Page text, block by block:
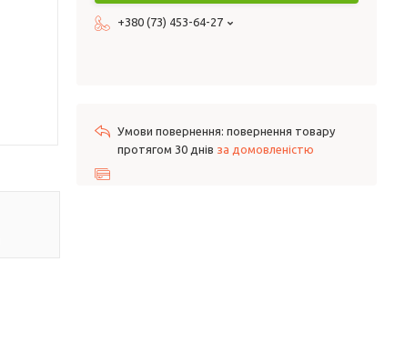
+380 (73) 453-64-27
повернення товару
протягом 30 днів за домовленістю